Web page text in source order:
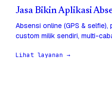
Jasa Bikin Aplikasi
Absensi online (GPS &
custom milik sendiri, multi-
Lihat layanan →